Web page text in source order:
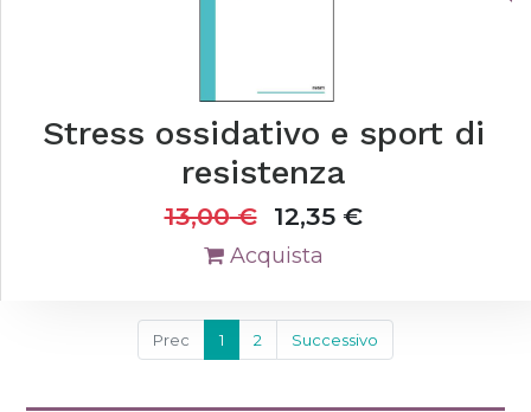
Stress ossidativo e sport di
resistenza
13,00€ 12,35€
Acquista
Prec 1 2 Successivo